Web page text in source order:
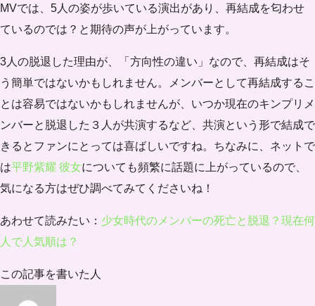
MVでは、5人の姿が歩いている演出があり、再結成を匂わせ
ているのでは？と期待の声が上がっています。
3人の脱退した理由が、「方向性の違い」なので、再結成はそ
う簡単ではないかもしれません。メンバーとして再結成するこ
とは容易ではないかもしれませんが、いつか現在のキンプリメ
ンバーと脱退した３人が共演するなど、共演という形で結成で
きるとファンにとっては喜ばしいですね。ちなみに、ネットで
は平野紫耀 彼女についても頻繁に話題に上がっているので、
気になる方はぜひ調べてみてくださいね！
あわせて読みたい： 少女時代のメンバーの死亡と脱退？現在何
人で人気順は？
この記事を書いた人